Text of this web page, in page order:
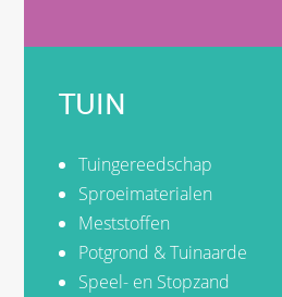
TUIN
Tuingereedschap
Sproeimaterialen
Meststoffen
Potgrond & Tuinaarde
Speel- en Stopzand